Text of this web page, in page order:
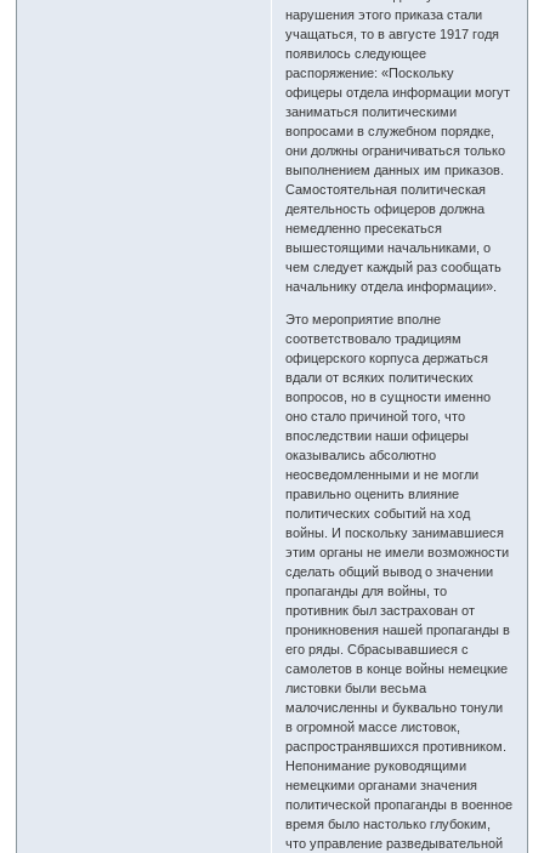
нарушения этого приказа стали
учащаться, то в августе 1917 годя
появилось следующее
распоряжение: «Поскольку
офицеры отдела информации могут
заниматься политическими
вопросами в служебном порядке,
они должны ограничиваться только
выполнением данных им приказов.
Самостоятельная политическая
деятельность офицеров должна
немедленно пресекаться
вышестоящими начальниками, о
чем следует каждый раз сообщать
начальнику отдела информации».
Это мероприятие вполне
соответствовало традициям
офицерского корпуса держаться
вдали от всяких политических
вопросов, но в сущности именно
оно стало причиной того, что
впоследствии наши офицеры
оказывались абсолютно
неосведомленными и не могли
правильно оценить влияние
политических событий на ход
войны. И поскольку занимавшиеся
этим органы не имели возможности
сделать общий вывод о значении
пропаганды для войны, то
противник был застрахован от
проникновения нашей пропаганды в
его ряды. Сбрасывавшиеся с
самолетов в конце войны немецкие
листовки были весьма
малочисленны и буквально тонули
в огромной массе листовок,
распространявшихся противником.
Непонимание руководящими
немецкими органами значения
политической пропаганды в военное
время было настолько глубоким,
что управление разведывательной